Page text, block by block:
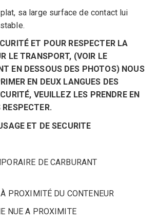
sa large surface de contact lui
ET POUR RESPECTER LA
LE TRANSPORT, (VOIR LE
EN DESSOUS DES PHOTOS) NOUS
EN DEUX LANGUES DES
VEUILLEZ LES PRENDRE EN
ET DE SECURITE
DE CARBURANT
PROXIMITÉ DU CONTENEUR
NUE A PROXIMITE